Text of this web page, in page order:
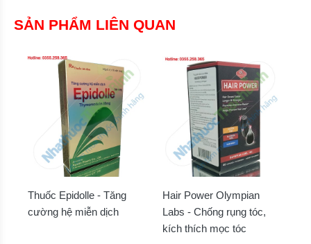
SẢN PHẨM LIÊN QUAN
Thuốc Epidolle - Tăng
cường hệ miễn dịch
Hair Power Olympian
Labs - Chống rụng tóc,
kích thích mọc tóc